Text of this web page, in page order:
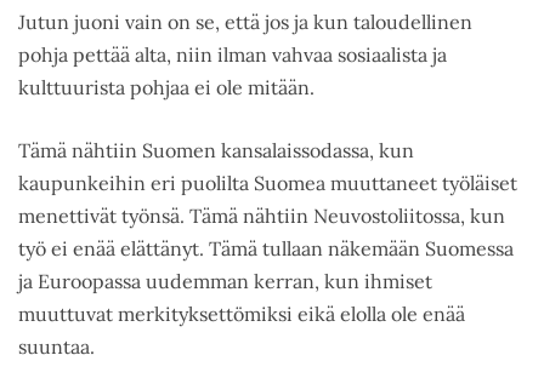
Jutun juoni vain on se, että jos ja kun taloudellinen
pohja pettää alta, niin ilman vahvaa sosiaalista ja
kulttuurista pohjaa ei ole mitään.
Tämä nähtiin Suomen kansalaissodassa, kun
kaupunkeihin eri puolilta Suomea muuttaneet työläiset
menettivät työnsä. Tämä nähtiin Neuvostoliitossa, kun
työ ei enää elättänyt. Tämä tullaan näkemään Suomessa
ja Euroopassa uudemman kerran, kun ihmiset
muuttuvat merkityksettömiksi eikä elolla ole enää
suuntaa.